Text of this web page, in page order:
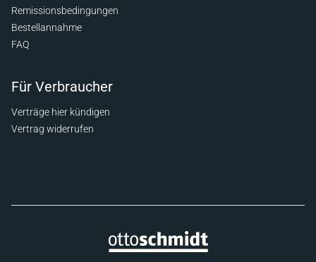
Remissionsbedingungen
Bestellannahme
FAQ
Für Verbraucher
Verträge hier kündigen
Vertrag widerrufen